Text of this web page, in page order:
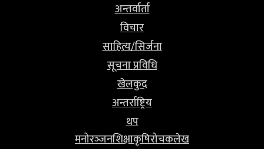
अन्तर्वार्ता
विचार
साहित्य/सिर्जना
सूचना प्रविधि
खेलकुद
अन्तर्राष्ट्रिय
थप
मनोरञ्‍जनशिक्षाकृषिरोचकलेख